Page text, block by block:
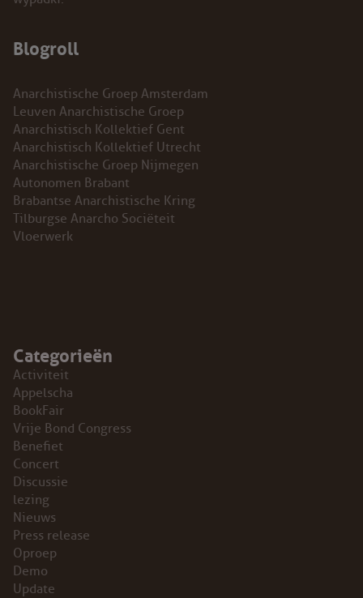
Blogroll
Anarchistische Groep Amsterdam
Leuven Anarchistische Groep
Anarchistisch Kollektief Gent
Anarchistisch Kollektief Utrecht
Anarchistische Groep Nijmegen
Autonomen Brabant
Brabantse Anarchistische Kring
Tilburgse Anarcho Sociëteit
Vloerwerk
Categorieën
Activiteit
Appelscha
BookFair
Vrije Bond Congress
Benefiet
Concert
Discussie
lezing
Nieuws
Press release
Oproep
Demo
Update